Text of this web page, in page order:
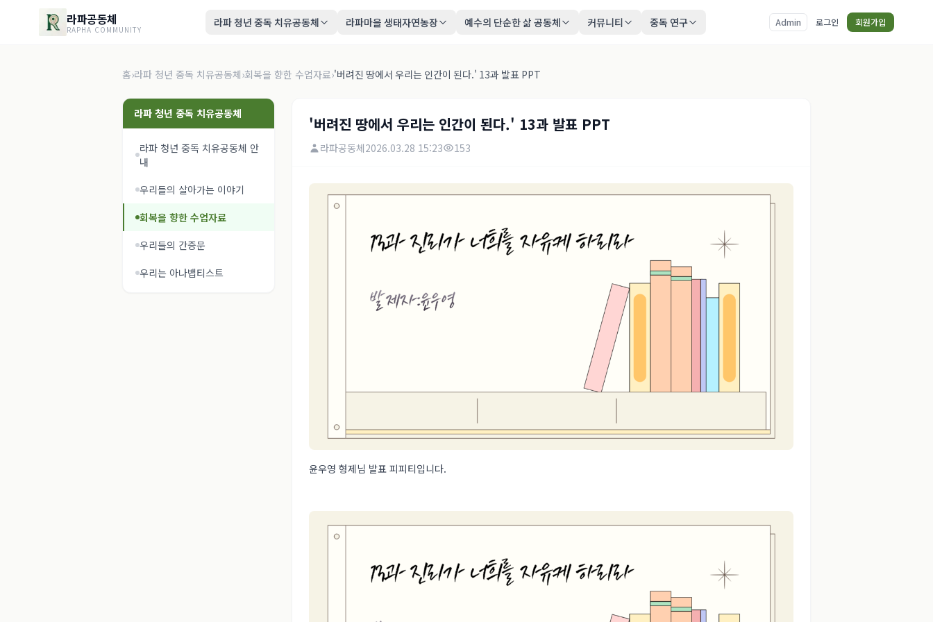
라파공동체
RAPHA COMMUNITY
라파 청년 중독 치유공동체 라파마을 생태자연농장 예수의 단순한 삶 공동체 커뮤니티 중독 연구 Admin 로그인 회원가입
홈›라파 청년 중독 치유공동체›회복을 향한 수업자료›'버려진 땅에서 우리는 인간이 된다.' 13과 발표 PPT
라파 청년 중독 치유공동체
라파 청년 중독 치유공동체 안
내
우리들의 살아가는 이야기
회복을 향한 수업자료
우리들의 간증문
우리는 아나뱁티스트
'버려진 땅에서 우리는 인간이 된다.' 13과 발표 PPT
라파공동체2026.03.28 15:23 153
윤우영 형제님 발표 피피티입니다.